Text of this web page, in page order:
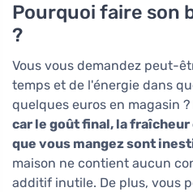
Pourquoi faire son
?
Vous vous demandez peut-
temps et de l'énergie dans
quelques euros en magasin
car le goût final, la fraîcheur
que vous mangez sont
maison ne contient aucun
additif inutile. De plus, vous